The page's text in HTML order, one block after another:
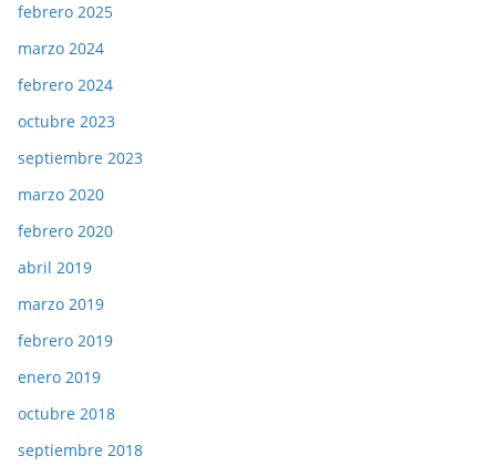
febrero 2025
marzo 2024
febrero 2024
octubre 2023
septiembre 2023
marzo 2020
febrero 2020
abril 2019
marzo 2019
febrero 2019
enero 2019
octubre 2018
septiembre 2018